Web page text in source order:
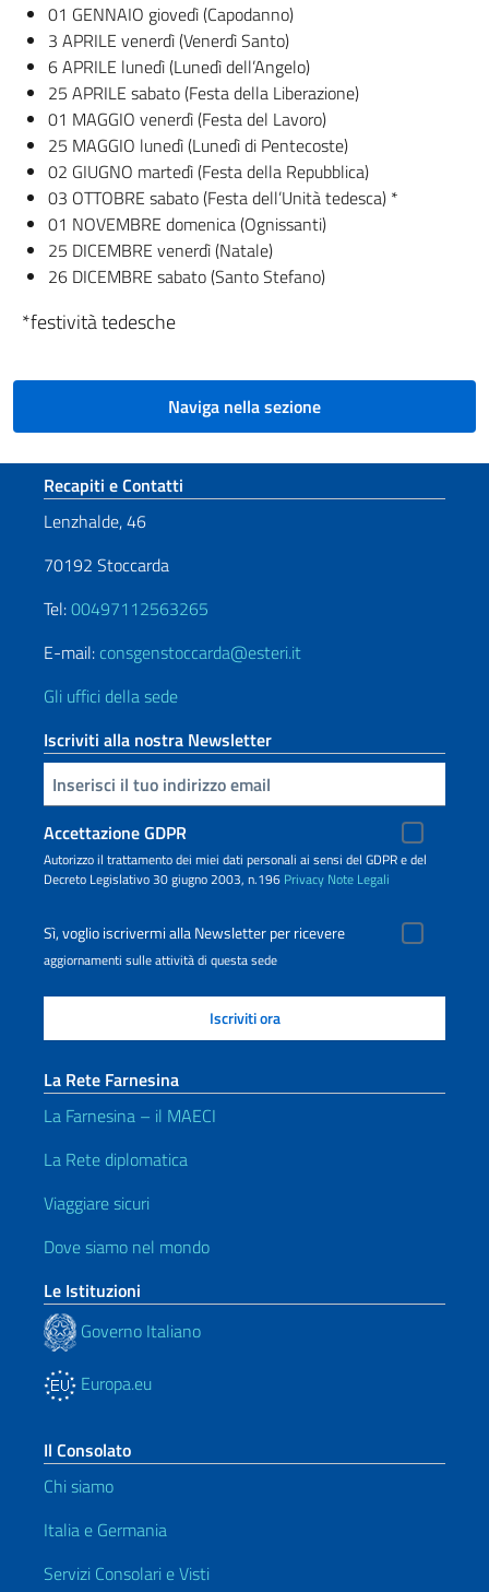
01 GENNAIO giovedì (Capodanno)
3 APRILE venerdì (Venerdì Santo)
6 APRILE lunedì (Lunedì dell’Angelo)
25 APRILE sabato (Festa della Liberazione)
01 MAGGIO venerdì (Festa del Lavoro)
25 MAGGIO lunedì (Lunedì di Pentecoste)
02 GIUGNO martedì (Festa della Repubblica)
03 OTTOBRE sabato (Festa dell’Unità tedesca) *
01 NOVEMBRE domenica (Ognissanti)
25 DICEMBRE venerdì (Natale)
26 DICEMBRE sabato (Santo Stefano)
*festività tedesche
Naviga nella sezione
Sezione footer
Recapiti e Contatti
Lenzhalde, 46
70192 Stoccarda
Tel:00497112563265
E-mail: consgenstoccarda@esteri.it
Gli uffici della sede
Iscriviti alla nostra Newsletter
Inserisci la tua email
Accettazione GDPR
Autorizzo il trattamento dei miei dati personali ai sensi del GDPR e del
Decreto Legislativo 30 giugno 2003, n.196 Privacy Note Legali
Sì, voglio iscrivermi alla Newsletter per ricevere
aggiornamenti sulle attività di questa sede
La Rete Farnesina
La Farnesina – il MAECI
La Rete diplomatica
Viaggiare sicuri
Dove siamo nel mondo
Le Istituzioni
Governo Italiano
Europa.eu
Il Consolato
Chi siamo
Italia e Germania
Servizi Consolari e Visti